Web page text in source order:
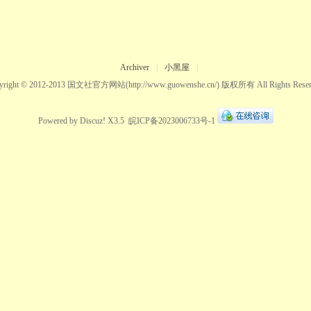
Archiver 小黑屋
© 2012-2013 国文社官方网站(http://www.guowenshe.cn/) 版权所有 All Rights
Powered by Discuz! X3.5 皖ICP备2023006733号-1